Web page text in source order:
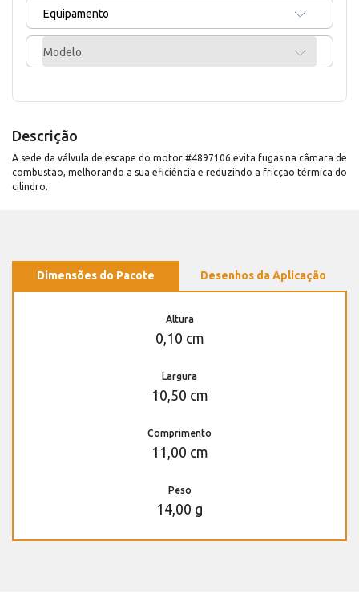
Equipamento
Modelo
Descrição
A sede da válvula de escape do motor #4897106 evita fugas na câmara de
combustão, melhorando a sua eficiência e reduzindo a fricção térmica do
cilindro.
Dimensões do Pacote Desenhos da Aplicação
Altura
0,10 cm
Largura
10,50 cm
Comprimento
11,00 cm
Peso
14,00 g